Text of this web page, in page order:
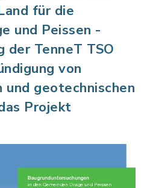
für die
und Peissen -
der TenneT TSO
von
und geotechnischen
Projekt